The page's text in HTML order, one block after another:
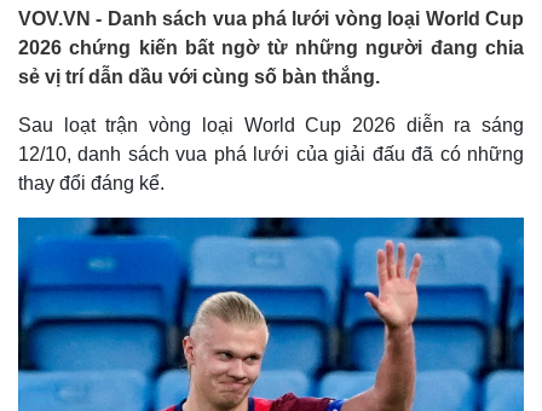
Việc làm
Biển đảo
VOV.VN - Danh sách vua phá lưới vòng loại World Cup
2026 chứng kiến bất ngờ từ những người đang chia
sẻ vị trí dẫn dầu với cùng số bàn thắng.
Sau loạt trận vòng loại World Cup 2026 diễn ra sáng
12/10, danh sách vua phá lưới của giải đấu đã có những
thay đổi đáng kể.